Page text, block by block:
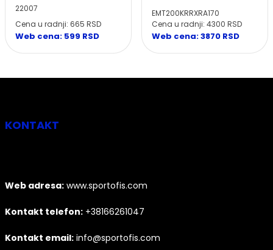
22007
Cena u radnji: 665 RSD
Web cena: 599 RSD
EMT200KRRXRA170
Cena u radnji: 4300 RSD
Web cena: 3870 RSD
KONTAKT
Web adresa: www.sportofis.com
Kontakt telefon: +38166261047
Kontakt email: info@sportofis.com